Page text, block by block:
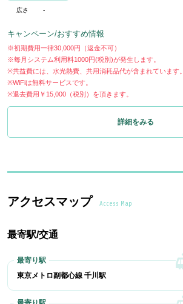
広さ -
キャンペーン/おすすめ情報
※初期費用一律30,000円（返金不可）
※毎月システム利用料1000円(税別)が発生します。
※共益費には、水光熱費、共用消耗品代が含まれています。
※WiFiは無料サービスです。
※退去費用￥15,000（税別）を頂きます。
詳細をみる
アクセスマップ Access Map
最寄駅/交通
東京メトロ副都心線 千川駅